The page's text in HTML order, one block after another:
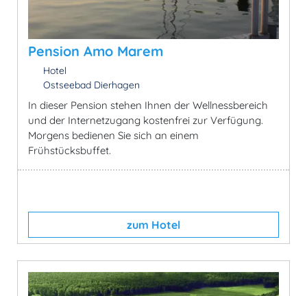
Pension Amo Marem
Hotel
Ostseebad Dierhagen
In dieser Pension stehen Ihnen der Wellnessbereich
und der Internetzugang kostenfrei zur Verfügung.
Morgens bedienen Sie sich an einem
Frühstücksbuffet.
zum Hotel